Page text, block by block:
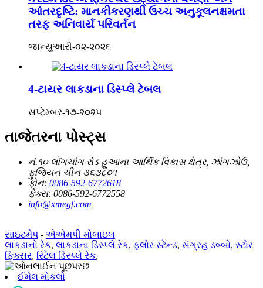
આંતરદૃષ્ટિ: માનકીકરણથી ઉચ્ચ અનુકૂલનક્ષમતા
તરફ અનિવાર્ય પરિવર્તન
જાન્યુઆરી-૦૨-૨૦૨૬
4-ટાયર લાકડાના ડિસ્પ્લે ટેબલ
સપ્ટેમ્બર-૧૭-૨૦૨૫
તાજેતરના પોસ્ટ્સ
નં.૧૦ લોંગચાંગ રોડ હુઆના આર્થિક વિકાસ ક્ષેત્ર, ઝાંગઝોઉ,
ફુજિયન ચીન ૩૬૩૮૦૧
ફોન: 0086-592-6772618
ફેક્સ: 0086-592-6772558
info@xmegf.com
સાઇટમેપ - એએમપી મોબાઇલ
લાકડાનો રેક, લાકડાના ડિસ્પ્લે રેક, ફ્લોર સ્ટેન્ડ, સંગ્રહ ડબ્બો, સ્ટોર
ફિક્સર, રિટેલ ડિસ્પ્લે રેક,
ઈમેલ મોકલો